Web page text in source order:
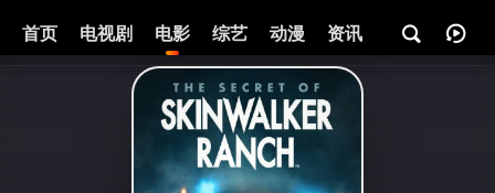
首页 电视剧 电影 综艺 动漫 资讯